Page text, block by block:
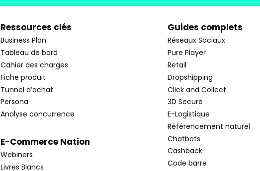
Ressources clés
Business Plan
Tableau de bord
Cahier des charges
Fiche produit
Tunnel d’achat
Persona
Analyse concurrence
E-Commerce Nation
Webinars
Livres Blancs
Guides complets
Réseaux Sociaux
Pure Player
Retail
Dropshipping
Click and Collect
3D Secure
E-Logistique
Référencement naturel
Chatbots
Cashback
Code barre